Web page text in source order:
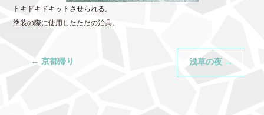
トキドキドキットさせられる。
塗装の際に使用したただの治具。
← 京都帰り 浅草の夜 →